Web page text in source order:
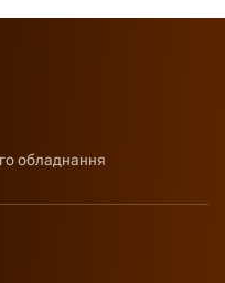
обладнання